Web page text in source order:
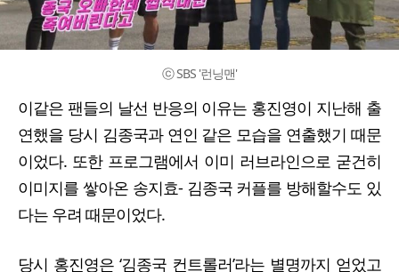
ⓒ SBS '런닝맨'
이같은 팬들의 날선 반응의 이유는 홍진영이 지난해 출
연했을 당시 김종국과 연인 같은 모습을 연출했기 때문
이었다. 또한 프로그램에서 이미 러브라인으로 굳건히
이미지를 쌓아온 송지효- 김종국 커플를 방해할수도 있
다는 우려 때문이었다.
당시 홍진영은 ‘김종국 컨트롤러’라는 별명까지 얻었고